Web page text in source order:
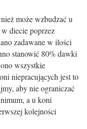
żmoże wzbudzaću
diecie poprzez
zadawane w ilości
stanowić 80% dawki
wszystkie
niepracujących jest to
aby nie ograniczać
a u koni
kolejności